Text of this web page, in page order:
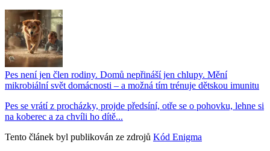
Pes není jen člen rodiny. Domů nepřináší jen chlupy. Mění
mikrobiální svět domácnosti – a možná tím trénuje dětskou imunitu
Pes se vrátí z procházky, projde předsíní, otře se o pohovku, lehne si
na koberec a za chvíli ho dítě...
Tento článek byl publikován ze zdrojů Kód Enigma